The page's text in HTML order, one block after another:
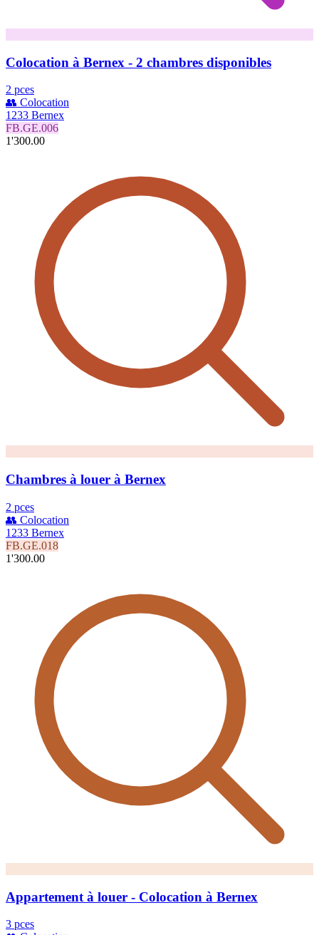
Colocation à Bernex - 2 chambres disponibles
2 pces
👥 Colocation
1233 Bernex
FB.GE.006
1'300.00
Chambres à louer à Bernex
2 pces
👥 Colocation
1233 Bernex
FB.GE.018
1'300.00
Appartement à louer - Colocation à Bernex
3 pces